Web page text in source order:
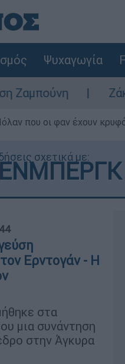
Ψυχαγωγία
Ζάκυνθος: Τι
που οι φαν έχουν
σχετικά με:
Ερντογάν - Η
στα
μια συνάντηση
στην Άγκυρα